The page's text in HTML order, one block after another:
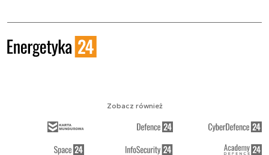
Zobacz również